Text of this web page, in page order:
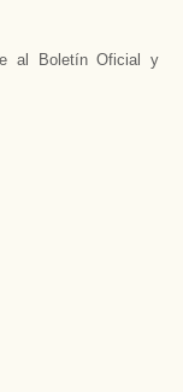
al Boletín Oficial y